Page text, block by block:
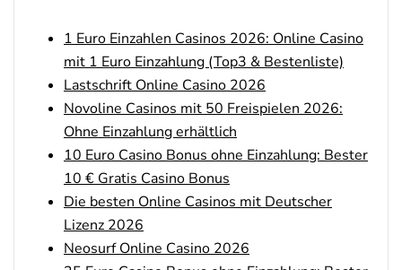
Interwetten Bonus
100% bis zu 100€
AGB gelten
4.7
SlotMagie Bonus
50 Freispiele ohne Einzahlung
AGB gelten
Novoline Bonus
200 % Bonus + 10 Freispiele täglich
AGB gelten
bet-at-home Bonus
1 Euro Einzahlen Casinos 2026: Online Casino
mit 1 Euro Einzahlung (Top3 & Bestenliste)
Lastschrift Online Casino 2026
Novoline Casinos mit 50 Freispielen 2026:
Ohne Einzahlung erhältlich
10 Euro Casino Bonus ohne Einzahlung: Bester
10 € Gratis Casino Bonus
Die besten Online Casinos mit Deutscher
Lizenz 2026
Neosurf Online Casino 2026